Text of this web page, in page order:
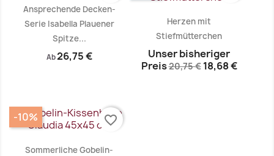
 Vorschau
Ansprechende Decken-
Serie Isabella Plauener
Spitze...
Ab26,75 €
Herzen mit
Stiefmütterchen
Unser bisheriger
Preis20,75 € 18,68 €
Sommerliche Gobelin-
-10% favorite_border